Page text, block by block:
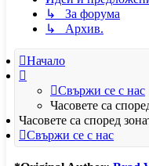
↳ За форума
↳ Архив.
Начало
Свържи се с нас
Часовете са
Часовете са според
Свържи се с нас